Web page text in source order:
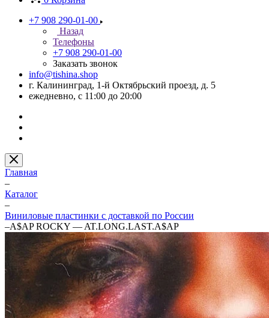
+7 908 290-01-00
Назад
Телефоны
+7 908 290-01-00
Заказать звонок
info@tishina.shop
г. Калининград, 1-й Октябрьский проезд, д. 5
ежедневно, с 11:00 до 20:00
Главная
–
Каталог
–
Виниловые пластинки с доставкой по России
–A$AP ROCKY — AT.LONG.LAST.A$AP